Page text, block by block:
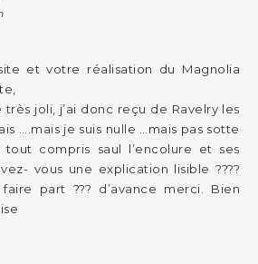
et votre réalisation du Magnolia
joli, j’ai donc reçu de Ravelry les
….mais je suis nulle …mais pas sotte
tout compris saul l’encolure et ses
vous une explication lisible ????
faire part ??? d’avance merci. Bien